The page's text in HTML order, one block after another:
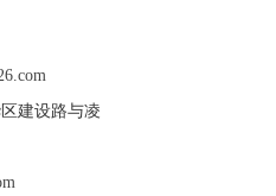
建设路与凌